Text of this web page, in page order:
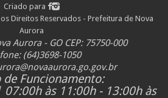
Criado para
Direitos Reservados - Prefeitura de Nova
Aurora
Aurora - GO CEP: 75750-000
(64)3698-1050
Funcionamento:
07:00h às 11:00h - 13:00h às